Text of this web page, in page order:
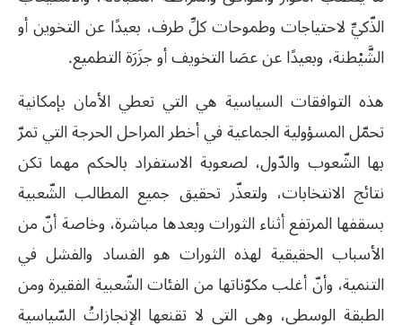
الذّكيِّ لاحتياجات وطموحات كلِّ طرف، بعيدًا عن التخوين أو
الشَّيْطنة، وبعيدًا عن عصَا التخويف أو جزَرَة التطميع.
هذه التوافقات السياسية هي التي تعطي الأمان بإمكانية
تحمّل المسؤولية الجماعية في أخطر المراحل الحرجة التي تمرّ
بها الشّعوب والدّول، لصعوبة الاستفراد بالحكم مهما تكن
نتائج الانتخابات، ولتعذّر تحقيق جميع المطالب الشّعبية
بسقفها المرتفع أثناء الثورات وبعدها مباشرة، وخاصة أنّ من
الأسباب الحقيقية لهذه الثورات هو الفساد والفشل في
التنمية، وأنّ أغلب مكوّناتها من الفئات الشّعبية الفقيرة ومن
الطبقة الوسطى، وهي التي لا تقنعها الإنجازاتُ السّياسية